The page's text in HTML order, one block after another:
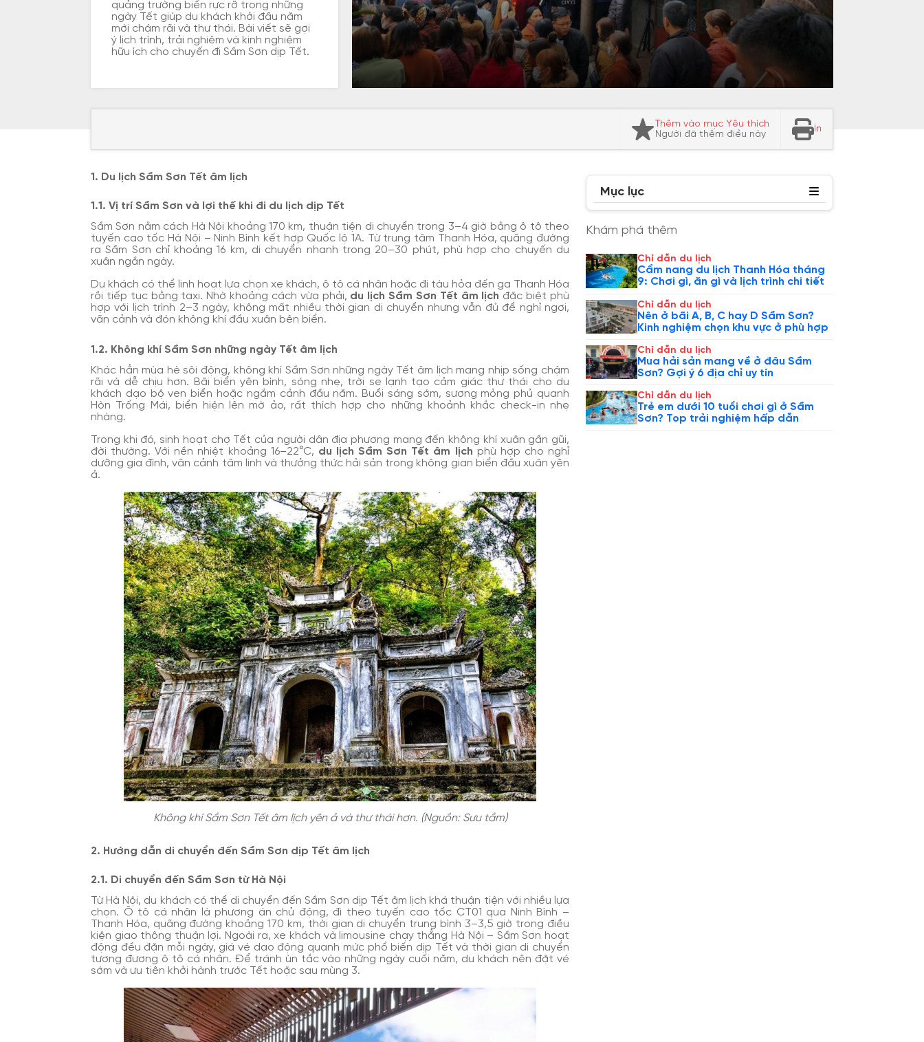
quảng trường biển rực rỡ trong những
ngày Tết giúp du khách khởi đầu năm
mới chậm rãi và thư thái. Bài viết sẽ gợi
ý lịch trình, trải nghiệm và kinh nghiệm
hữu ích cho chuyến đi Sầm Sơn dịp Tết.
Thêm vào mục Yêu thích
Người đã thêm điều này
In
1. Du lịch Sầm Sơn Tết âm lịch
1.1. Vị trí Sầm Sơn và lợi thế khi đi du lịch dịp Tết
Sầm Sơn nằm cách Hà Nội khoảng 170 km, thuận tiện di chuyển trong 3–4 giờ bằng ô tô theo
tuyến cao tốc Hà Nội – Ninh Bình kết hợp Quốc lộ 1A. Từ trung tâm Thanh Hóa, quãng đường
ra Sầm Sơn chỉ khoảng 16 km, di chuyển nhanh trong 20–30 phút, phù hợp cho chuyến du
xuân ngắn ngày.
Du khách có thể linh hoạt lựa chọn xe khách, ô tô cá nhân hoặc đi tàu hỏa đến ga Thanh Hóa
rồi tiếp tục bằng taxi. Nhờ khoảng cách vừa phải, du lịch Sầm Sơn Tết âm lịch đặc biệt phù
hợp với lịch trình 2–3 ngày, không mất nhiều thời gian di chuyển nhưng vẫn đủ để nghỉ ngơi,
vãn cảnh và đón không khí đầu xuân bên biển.
1.2. Không khí Sầm Sơn những ngày Tết âm lịch
Khác hẳn mùa hè sôi động, không khí Sầm Sơn những ngày Tết âm lịch mang nhịp sống chậm
rãi và dễ chịu hơn. Bãi biển yên bình, sóng nhẹ, trời se lạnh tạo cảm giác thư thái cho du
khách dạo bộ ven biển hoặc ngắm cảnh đầu năm. Buổi sáng sớm, sương mỏng phủ quanh
Hòn Trống Mái, biển hiện lên mờ ảo, rất thích hợp cho những khoảnh khắc check-in nhẹ
nhàng.
Trong khi đó, sinh hoạt chợ Tết của người dân địa phương mang đến không khí xuân gần gũi,
đời thường. Với nền nhiệt khoảng 16–22°C, du lịch Sầm Sơn Tết âm lịch phù hợp cho nghỉ
dưỡng gia đình, vãn cảnh tâm linh và thưởng thức hải sản trong không gian biển đầu xuân yên
ả.
Không khí Sầm Sơn Tết âm lịch yên ả và thư thái hơn. (Nguồn: Sưu tầm)
2. Hướng dẫn di chuyển đến Sầm Sơn dịp Tết âm lịch
2.1. Di chuyển đến Sầm Sơn từ Hà Nội
Từ Hà Nội, du khách có thể di chuyển đến Sầm Sơn dịp Tết âm lịch khá thuận tiện với nhiều lựa
chọn. Ô tô cá nhân là phương án chủ động, đi theo tuyến cao tốc CT01 qua Ninh Bình –
Thanh Hóa, quãng đường khoảng 170 km, thời gian di chuyển trung bình 3–3,5 giờ trong điều
kiện giao thông thuận lợi. Ngoài ra, xe khách và limousine chạy thẳng Hà Nội – Sầm Sơn hoạt
động đều đặn mỗi ngày, giá vé dao động quanh mức phổ biến dịp Tết và thời gian di chuyển
tương đương ô tô cá nhân. Để tránh ùn tắc vào những ngày cuối năm, du khách nên đặt vé
sớm và ưu tiên khởi hành trước Tết hoặc sau mùng 3.
Mục lục
Khám phá thêm
Chỉ dẫn du lịch
Cẩm nang du lịch Thanh Hóa tháng
9: Chơi gì, ăn gì và lịch trình chi tiết
Chỉ dẫn du lịch
Nên ở bãi A, B, C hay D Sầm Sơn?
Kinh nghiệm chọn khu vực ở phù hợp
Chỉ dẫn du lịch
Mua hải sản mang về ở đâu Sầm
Sơn? Gợi ý 6 địa chỉ uy tín
Chỉ dẫn du lịch
Trẻ em dưới 10 tuổi chơi gì ở Sầm
Sơn? Top trải nghiệm hấp dẫn